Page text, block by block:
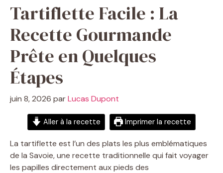
Tartiflette Facile : La
Recette Gourmande
Prête en Quelques
Étapes
juin 8, 2026 parLucas Dupont
Aller à la recette Imprimer la recette
La tartiflette est l’un des plats les plus emblématiques
de la Savoie, une recette traditionnelle qui fait voyager
les papilles directement aux pieds des